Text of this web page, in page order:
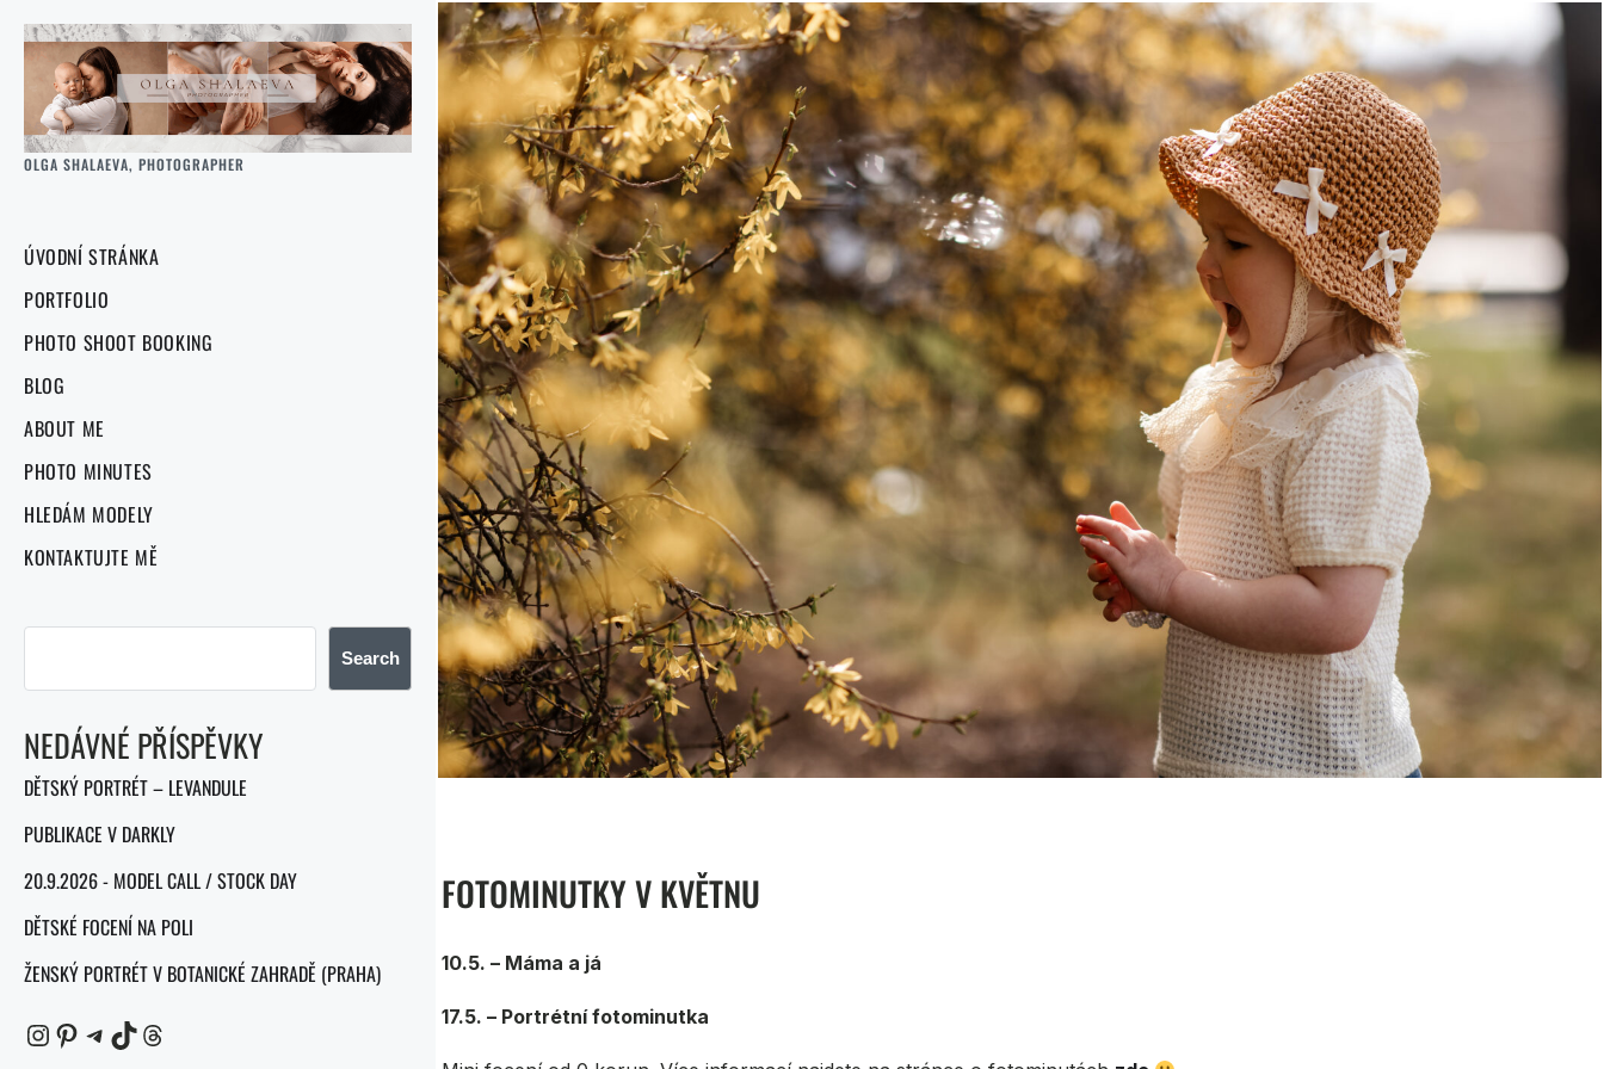
OLGA SHALAEVA, PHOTOGRAPHER
ÚVODNÍ STRÁNKA
PORTFOLIO
PHOTO SHOOT BOOKING
BLOG
ABOUT ME
PHOTO MINUTES
HLEDÁM MODELY
KONTAKTUJTE MĚ
Search
NEDÁVNÉ PŘÍSPĚVKY
DĚTSKÝ PORTRÉT – LEVANDULE
PUBLIKACE V DARKLY
20.9.2026 - MODEL CALL / STOCK DAY
DĚTSKÉ FOCENÍ NA POLI
ŽENSKÝ PORTRÉT V BOTANICKÉ ZAHRADĚ (PRAHA)
Instagram Pinterest Telegram TikTok Threads
FOTOMINUTKY V KVĚTNU
10.5. – Máma a já
17.5. – Portrétní fotominutka